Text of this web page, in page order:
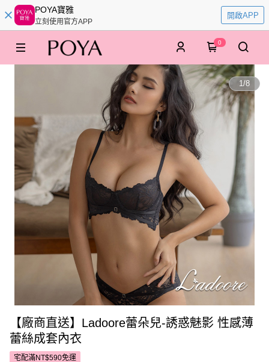
POYA寶雅
立刻使用官方APP
開啟APP
0
1/8
【廠商直送】Ladoore蕾朵兒-誘惑魅影 性感薄
蕾絲成套內衣
宅配滿NT$590免運